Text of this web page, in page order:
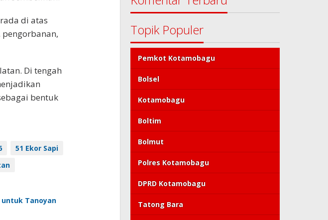
di atas
Di tengah
bentuk
51 Ekor Sapi
untuk Tanoyan
Topik Populer
Pemkot Kotamobagu
Bolsel
Kotamobagu
Boltim
Bolmut
Polres Kotamobagu
DPRD Kotamobagu
Tatong Bara